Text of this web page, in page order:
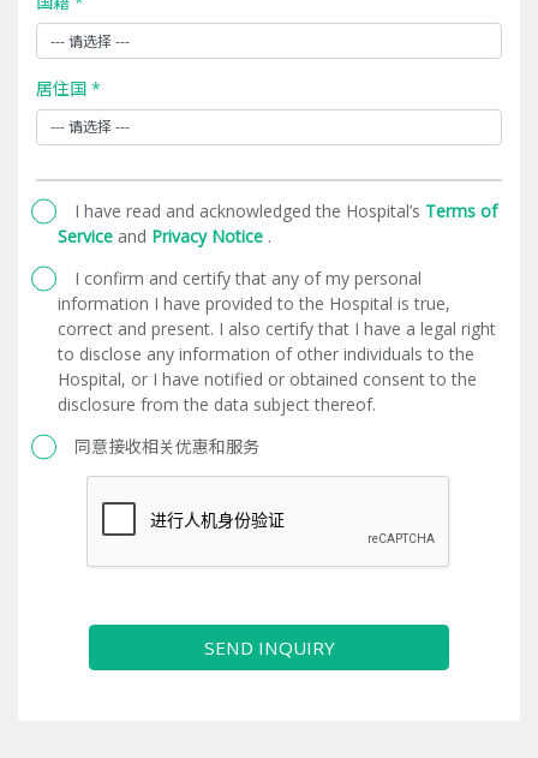
居住国 *
I have read and acknowledged the Hospital’s Terms of
Service and Privacy Notice .
I confirm and certify that any of my personal
information I have provided to the Hospital is true,
correct and present. I also certify that I have a legal right
to disclose any information of other individuals to the
Hospital, or I have notified or obtained consent to the
disclosure from the data subject thereof.
同意接收相关优惠和服务
SEND INQUIRY